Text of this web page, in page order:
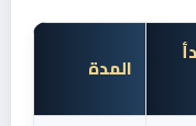
المدة